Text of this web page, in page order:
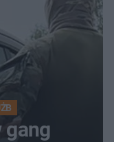
gang